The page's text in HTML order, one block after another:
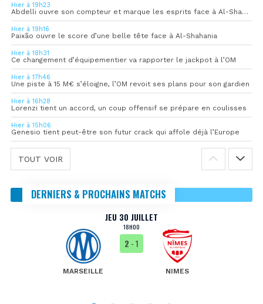
Hier à 19h23
Abdelli ouvre son compteur et marque les esprits face à Al-Shahania
Hier à 19h16
Paixão ouvre le score d’une belle tête face à Al-Shahania
Hier à 18h31
Ce changement d’équipementier va rapporter le jackpot à l’OM
Hier à 17h46
Une piste à 15 M€ s’éloigne, l’OM revoit ses plans pour son gardien
Hier à 16h28
Lorenzi tient un accord, un coup offensif se prépare en coulisses
Hier à 15h06
Genesio tient peut-être son futur crack qui affole déjà l’Europe
TOUT VOIR
DERNIERS & PROCHAINS MATCHS
JEU 30 JUILLET
18H00
MARSEILLE
2 - 1
NIMES